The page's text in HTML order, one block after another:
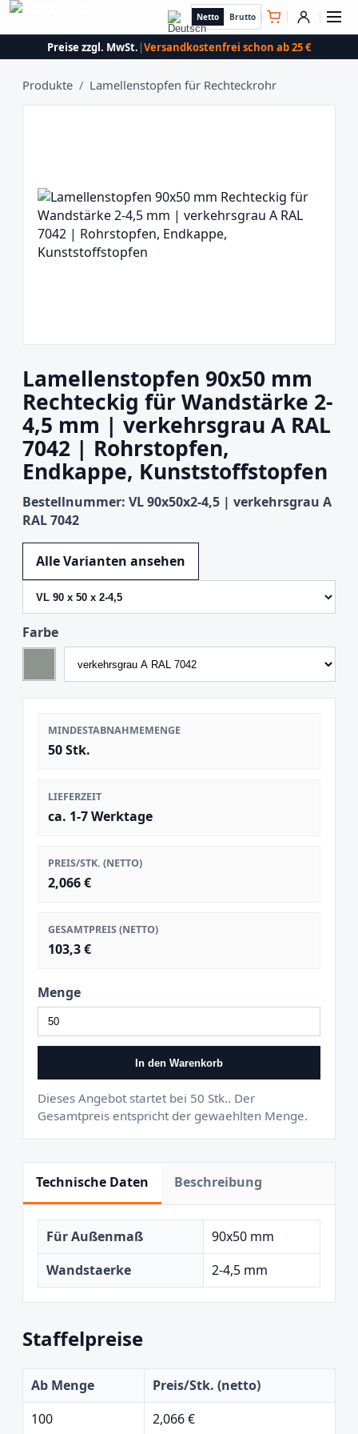
Netto Brutto
Preise zzgl. MwSt. |Versandkostenfrei schon ab 25 €
Produkte / Lamellenstopfen für Rechteckrohr
Lamellenstopfen 90x50 mm
Rechteckig für Wandstärke 2-
4,5 mm | verkehrsgrau A RAL
7042 | Rohrstopfen,
Endkappe, Kunststoffstopfen
Bestellnummer: VL 90x50x2-4,5 | verkehrsgrau A
RAL 7042
Alle Varianten ansehen
Farbe
MINDESTABNAHMEMENGE
50 Stk.
LIEFERZEIT
ca. 1-7 Werktage
PREIS/STK. (NETTO)
2,066 €
GESAMTPREIS (NETTO)
103,3 €
Menge
In den Warenkorb
Dieses Angebot startet bei 50 Stk.. Der
Gesamtpreis entspricht der gewaehlten Menge.
Technische Daten Beschreibung
Für Außenmaß
90x50 mm
Wandstaerke
2-4,5 mm
Staffelpreise
Ab Menge
Preis/Stk. (netto)
100
2,066 €